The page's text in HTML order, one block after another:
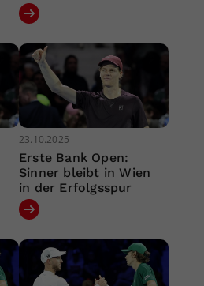
23.10.2025
Erste Bank Open:
Sinner bleibt in Wien
in der Erfolgsspur